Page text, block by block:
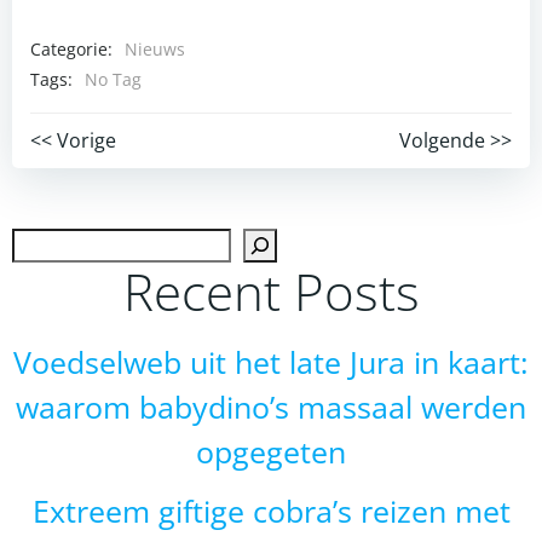
Categorie:
Nieuws
Tags:
No Tag
Post
navigation
<< Vorige
Post
navigation
Volgende >>
Recent Posts
Voedselweb uit het late Jura in kaart:
waarom babydino’s massaal werden
opgegeten
Extreem giftige cobra’s reizen met